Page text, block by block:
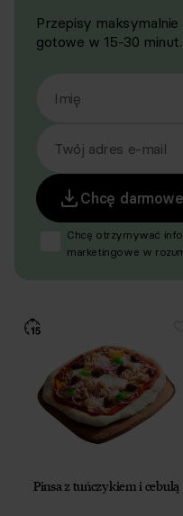
Przepisy maksymalnie
gotowe w 15-30 minut.
Imię
Twój adres e-mail
Chcę
Chcę otrzymywać
marketingowe w
dotyczących oferty
Respo Wydawnictwo
TEKA TRADE sp. z
zgodę na
w celu prowadzenia
drogą elektroniczną,
a także komunikację/
handlowych drogą
ustawy Prawo
prowadzenia
elektroniczną za
Pinsa z tuńczykiem i cebulą